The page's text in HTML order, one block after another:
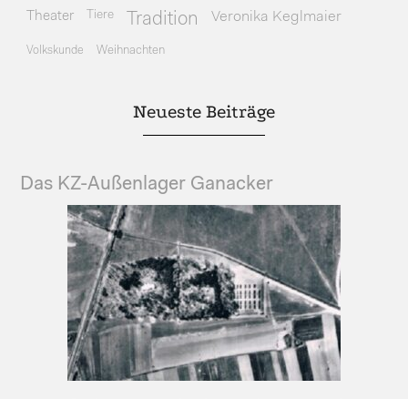
Theater Tiere Tradition Veronika Keglmaier
Volkskunde Weihnachten
Neueste Beiträge
Das KZ-Außenlager Ganacker